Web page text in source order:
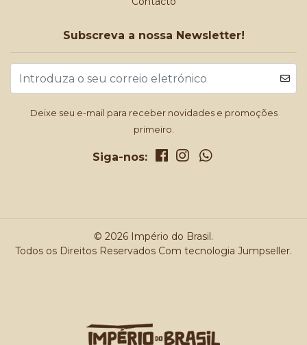
Subscreva a nossa Newsletter!
Deixe seu e-mail para receber novidades e promoções
primeiro.
Siga-nos:
© 2026 Império do Brasil.
Todos os Direitos Reservados Com tecnologia Jumpseller.